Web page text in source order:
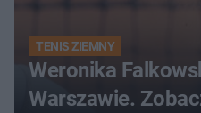
TENIS ZIEMNY
Weronika
Warszawie.